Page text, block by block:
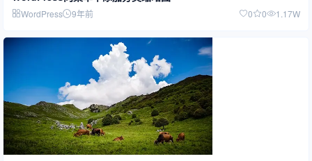
WordPress 9年前 0 0 1.17W